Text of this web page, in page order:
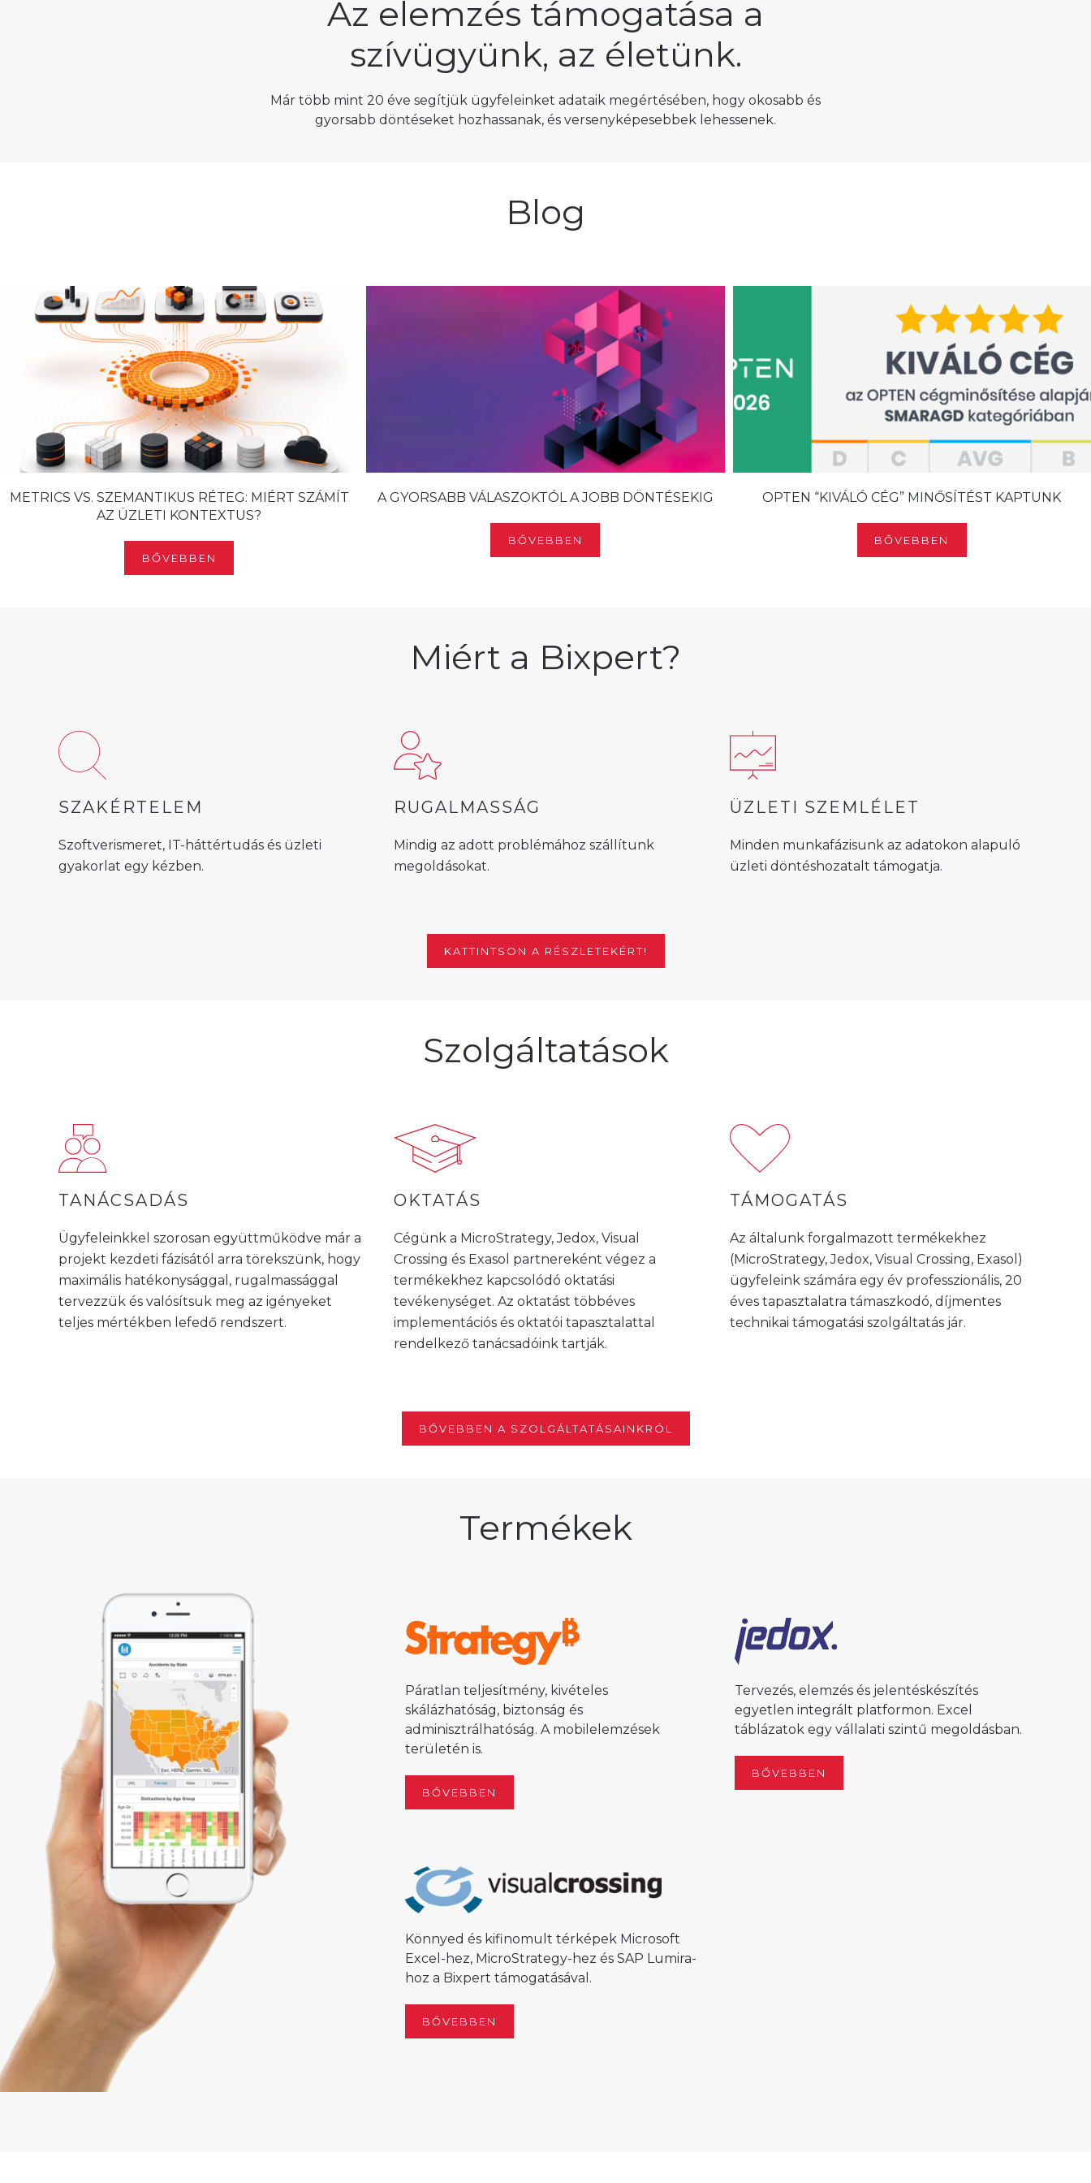
Az elemzés támogatása a
szívügyünk, az életünk.
Már több mint 20 éve segítjük ügyfeleinket adataik megértésében, hogy okosabb és
gyorsabb döntéseket hozhassanak, és versenyképesebbek lehessenek.
Blog
METRICS VS. SZEMANTIKUS RÉTEG: MIÉRT SZÁMÍT
AZ ÜZLETI KONTEXTUS?
BŐVEBBEN
A GYORSABB VÁLASZOKTÓL A JOBB DÖNTÉSEKIG
BŐVEBBEN
OPTEN “KIVÁLÓ CÉG” MINŐSÍTÉST KAPTUNK
BŐVEBBEN
Miért a Bixpert?
SZAKÉRTELEM
Szoftverismeret, IT-háttértudás és üzleti
gyakorlat egy kézben.
RUGALMASSÁG
Mindig az adott problémához szállítunk
megoldásokat.
ÜZLETI SZEMLÉLET
Minden munkafázisunk az adatokon alapuló
üzleti döntéshozatalt támogatja.
KATTINTSON A RÉSZLETEKÉRT!
Szolgáltatások
TANÁCSADÁS
Ügyfeleinkkel szorosan együttműködve már a
projekt kezdeti fázisától arra törekszünk, hogy
maximális hatékonysággal, rugalmassággal
tervezzük és valósítsuk meg az igényeket
teljes mértékben lefedő rendszert.
OKTATÁS
Cégünk a MicroStrategy, Jedox, Visual
Crossing és Exasol partnereként végez a
termékekhez kapcsolódó oktatási
tevékenységet. Az oktatást többéves
implementációs és oktatói tapasztalattal
rendelkező tanácsadóink tartják.
TÁMOGATÁS
Az általunk forgalmazott termékekhez
(MicroStrategy, Jedox, Visual Crossing, Exasol)
ügyfeleink számára egy év professzionális, 20
éves tapasztalatra támaszkodó, díjmentes
technikai támogatási szolgáltatás jár.
BŐVEBBEN A SZOLGÁLTATÁSAINKRÓL
Termékek
Páratlan teljesítmény, kivételes
skálázhatóság, biztonság és
adminisztrálhatóság. A mobilelemzések
területén is.
BŐVEBBEN
Tervezés, elemzés és jelentéskészítés
egyetlen integrált platformon. Excel
táblázatok egy vállalati szintű megoldásban.
BŐVEBBEN
Könnyed és kifinomult térképek Microsoft
Excel-hez, MicroStrategy-hez és SAP Lumira-
hoz a Bixpert támogatásával.
BŐVEBBEN